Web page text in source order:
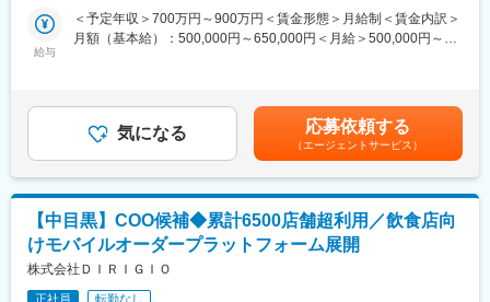
■同社について
同社は、CTOの「宇宙に生物はおり、衛星でないと見ることがで
JAXAと月・地球間の長距離光通信に向けた長距離光通信高感度セ
ンサーの共同開発の完了を報告しています。
【主な顧客層】
（1）地球観測衛星事業者
（2）光地上局事業者
（3）政府/研究/教育機関
変更の範囲：会社の定める業務
事業拡大と組織運営をリードいただくポジションです。
■業務詳細
・PL管理および予算策定・進捗管理
・事業成長に向けた戦略立案および推進
・既存顧客との関係強化および重点顧客対応
・新規顧客開拓に向けた営業戦略の策定
・営業活動における課題抽出および改善施策の推進
◎SES組織マネジメント
給与
＜予定年収＞700万円～900万円＜賃金形態＞月給制＜賃金内訳＞
月額（基本給）：500,000円～650,000円＜月給＞500,000円～
ます。月給(月額)は固定手当を含めた表記です。
気になる 応募依頼する
（エージェントサービス）
【中目黒】COO候補◆累計6500店舗超利用／飲食店向
けモバイルオーダープラットフォーム展開
株式会社ＤＩＲＩＧＩＯ
正社員 転勤なし